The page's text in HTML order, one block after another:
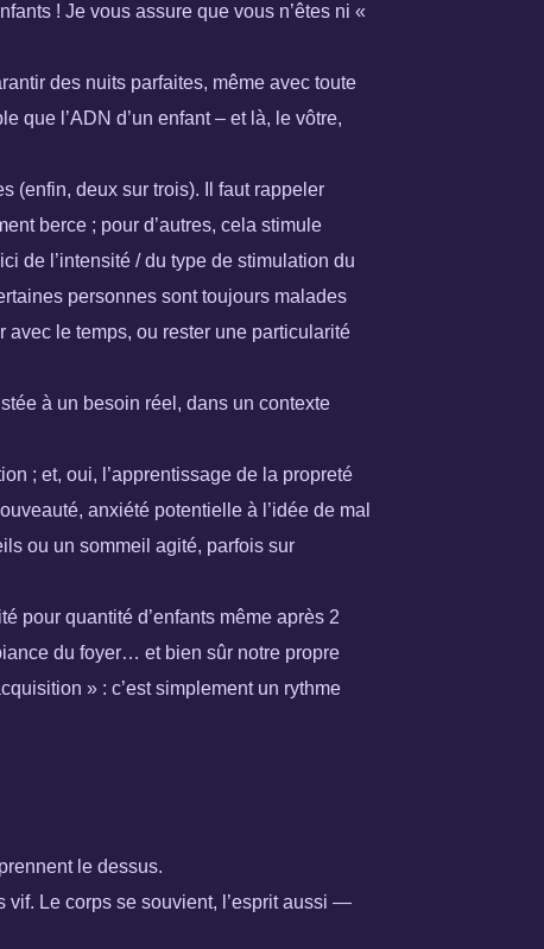
! Je vous assure que vous n’êtes ni «
des nuits parfaites, même avec toute
que l’ADN d’un enfant – et là, le vôtre,
(enfin, deux sur trois). Il faut rappeler
berce ; pour d’autres, cela stimule
de l’intensité / du type de stimulation du
personnes sont toujours malades
avec le temps, ou rester une particularité
à un besoin réel, dans un contexte
; et, oui, l’apprentissage de la propreté
anxiété potentielle à l’idée de mal
ou un sommeil agité, parfois sur
pour quantité d’enfants même après 2
du foyer… et bien sûr notre propre
» : c’est simplement un rythme
le dessus.
vif. Le corps se souvient, l’esprit aussi —